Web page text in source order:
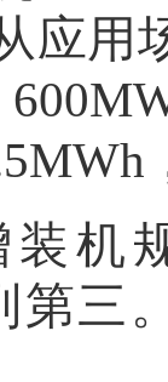
应用
机
第三